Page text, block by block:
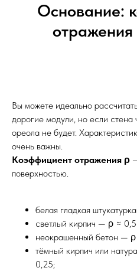
Основание:
Вы можете идеально
дорогие модули, но если
ореола не будет.
очень важны.
Коэффициент отражения ρ
поверхностью.
белая гладкая
светлый кирпич — ρ ≈
неокрашенный бетон —
тёмный кирпич или
0,25;